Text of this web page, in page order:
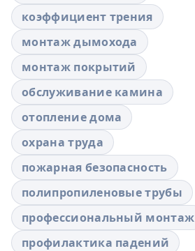
коэффициент трения
монтаж дымохода
монтаж покрытий
обслуживание камина
отопление дома
охрана труда
пожарная безопасность
полипропиленовые трубы
профессиональный монтаж
профилактика падений